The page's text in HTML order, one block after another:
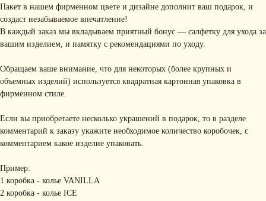
Пакет в нашем фирменном цвете и дизайне дополнит ваш подарок, и
создаст незабываемое впечатление!
В каждый заказ мы вкладываем приятный бонус — салфетку для ухода за
вашим изделием, и памятку с рекомендациями по уходу.
Обращаем ваше внимание, что для некоторых (более крупных и
объемных изделий) используется квадратная картонная упаковка в
фирменном стиле.
Если вы приобретаете несколько украшений в подарок, то в разделе
комментарий к заказу укажите необходимое количество коробочек, с
комментарием какое изделие упаковать.
Пример:
1 коробка - колье VANILLA
2 коробка - колье ICE